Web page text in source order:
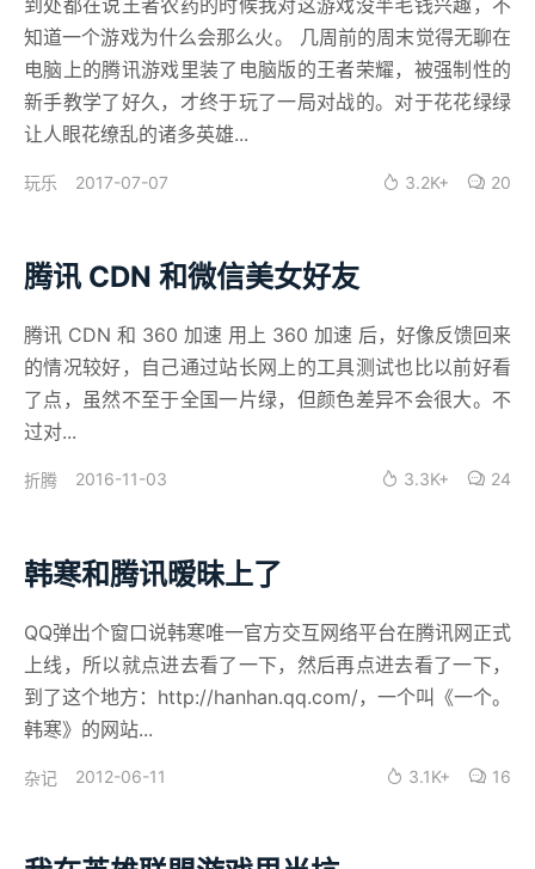
到处都在说王者农药的时候我对这游戏没半毛钱兴趣，不
知道一个游戏为什么会那么火。 几周前的周末觉得无聊在
电脑上的腾讯游戏里装了电脑版的王者荣耀，被强制性的
新手教学了好久，才终于玩了一局对战的。对于花花绿绿
让人眼花缭乱的诸多英雄...
玩乐 2017-07-07 3.2K+ 20
腾讯 CDN 和微信美女好友
腾讯 CDN 和 360 加速 用上 360 加速 后，好像反馈回来
的情况较好，自己通过站长网上的工具测试也比以前好看
了点，虽然不至于全国一片绿，但颜色差异不会很大。不
过对...
折腾 2016-11-03 3.3K+ 24
韩寒和腾讯暧昧上了
QQ弹出个窗口说韩寒唯一官方交互网络平台在腾讯网正式
上线，所以就点进去看了一下，然后再点进去看了一下，
到了这个地方：http://hanhan.qq.com/，一个叫《一个。
韩寒》的网站...
杂记 2012-06-11 3.1K+ 16